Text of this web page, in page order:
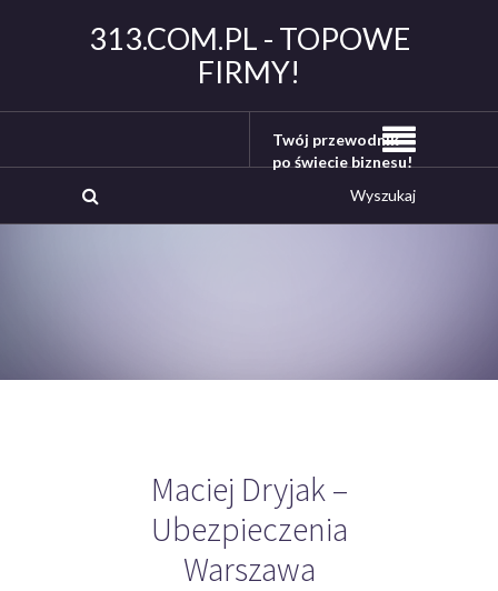
313.COM.PL - TOPOWE
FIRMY!
Twój przewodnik
po świecie biznesu!
Maciej Dryjak –
Ubezpieczenia
Warszawa